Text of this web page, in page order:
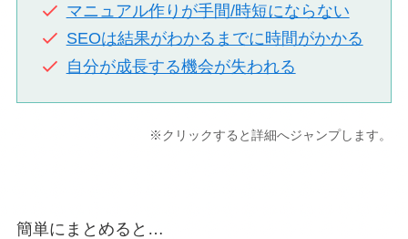
マニュアル作りが手間/時短にならない
SEOは結果がわかるまでに時間がかかる
自分が成長する機会が失われる
※クリックすると詳細へジャンプします。
簡単にまとめると…